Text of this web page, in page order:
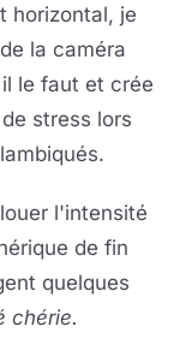
horizontal, je
la caméra
le faut et crée
stress lors
l'intensité
de fin
quelques
chérie.